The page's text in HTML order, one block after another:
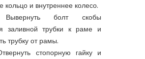
кольцо и внутреннее колесо.
болт скобы
заливной трубки к раме и
трубку от рамы.
стопорную гайку и